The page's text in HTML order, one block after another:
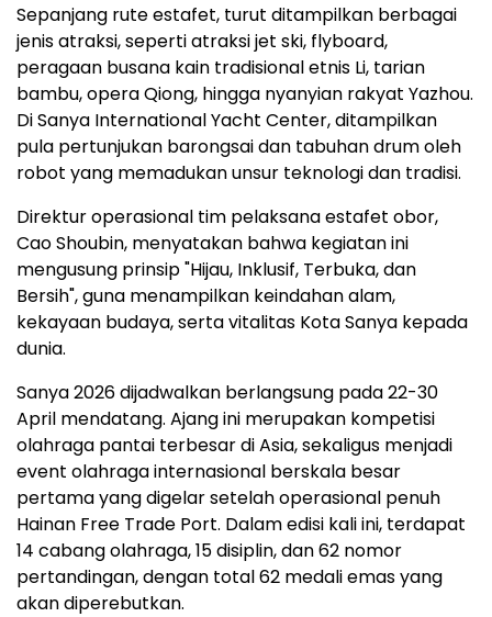
Sepanjang rute estafet, turut ditampilkan berbagai
jenis atraksi, seperti atraksi jet ski, flyboard,
peragaan busana kain tradisional etnis Li, tarian
bambu, opera Qiong, hingga nyanyian rakyat Yazhou.
Di Sanya International Yacht Center, ditampilkan
pula pertunjukan barongsai dan tabuhan drum oleh
robot yang memadukan unsur teknologi dan tradisi.
Direktur operasional tim pelaksana estafet obor,
Cao Shoubin, menyatakan bahwa kegiatan ini
mengusung prinsip "Hijau, Inklusif, Terbuka, dan
Bersih", guna menampilkan keindahan alam,
kekayaan budaya, serta vitalitas Kota Sanya kepada
dunia.
Sanya 2026 dijadwalkan berlangsung pada 22-30
April mendatang. Ajang ini merupakan kompetisi
olahraga pantai terbesar di Asia, sekaligus menjadi
event olahraga internasional berskala besar
pertama yang digelar setelah operasional penuh
Hainan Free Trade Port. Dalam edisi kali ini, terdapat
14 cabang olahraga, 15 disiplin, dan 62 nomor
pertandingan, dengan total 62 medali emas yang
akan diperebutkan.